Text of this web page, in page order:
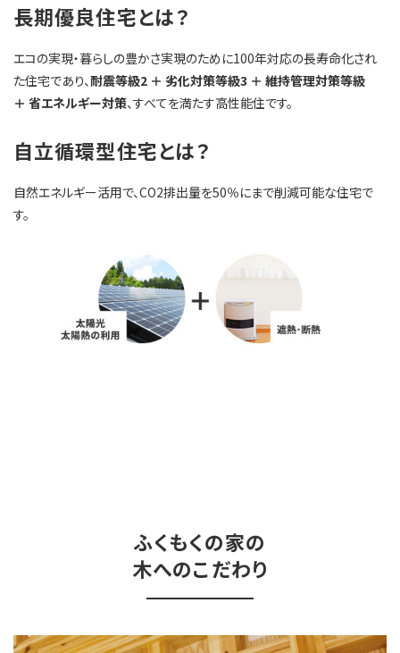
長期優良住宅とは？
エコの実現・暮らしの豊かさ実現のために100年対応の長寿命化され
た住宅であり、耐震等級2 ＋ 劣化対策等級3 ＋ 維持管理対策等級
＋ 省エネルギー対策、すべてを満たす高性能住です。
自立循環型住宅とは？
自然エネルギー活用で、CO2排出量を50％にまで削減可能な住宅で
す。
ふくもくの家の
木へのこだわり